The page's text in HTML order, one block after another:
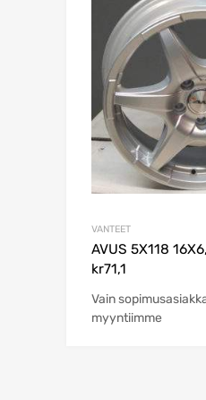
VANTEET
AVUS 5X118
kr71,1
Vain
myyntiimme